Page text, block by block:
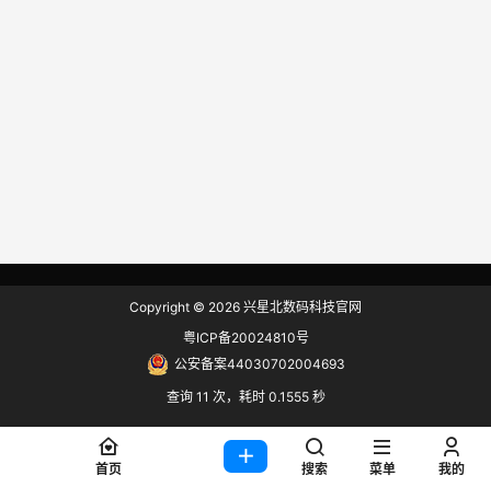
Copyright © 2026 兴星北数码科技官网
粤ICP备20024810号
公安备案44030702004693
查询 11 次，耗时 0.1555 秒
首页 搜索 菜单 我的